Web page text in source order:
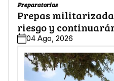
Preparatorias
Prepas
riesgo y
04 Ago, 2026